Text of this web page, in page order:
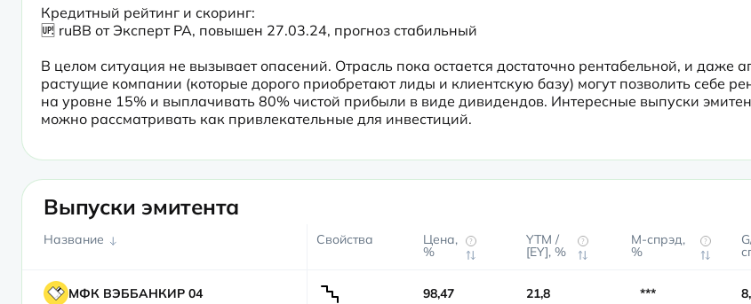
Кредитный рейтинг и скоринг:
🆙 ruBB от Эксперт РА, повышен 27.03.24, прогноз стабильный
В целом ситуация не вызывает опасений. Отрасль пока остается достаточно рентабельной, и даже
растущие компании (которые дорого приобретают лиды и клиентскую базу) могут позволить себе
на уровне 15% и выплачивать 80% чистой прибыли в виде дивидендов. Интересные выпуски
можно рассматривать как привлекательные для инвестиций.
Выпуски эмитента
Название Свойства Цена,
%
? YTM /
[EY], %
? М-спрэд,
%
?
МФК ВЭББАНКИР 04 98,47 21,8 ***